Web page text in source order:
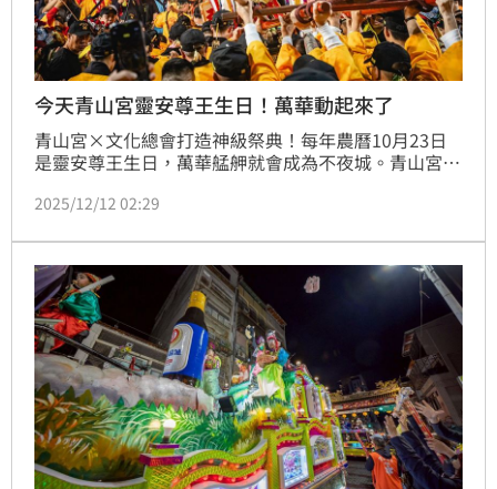
今天青山宮靈安尊王生日！萬華動起來了
青山宮×文化總會打造神級祭典！每年農曆10月23日
是靈安尊王生日，萬華艋舺就會成為不夜城。青山宮靈
山人海。從2020年疫情以來，文化總會與青山宮攜
舺、台灣站上國際舞台。
2025/12/12 02:29